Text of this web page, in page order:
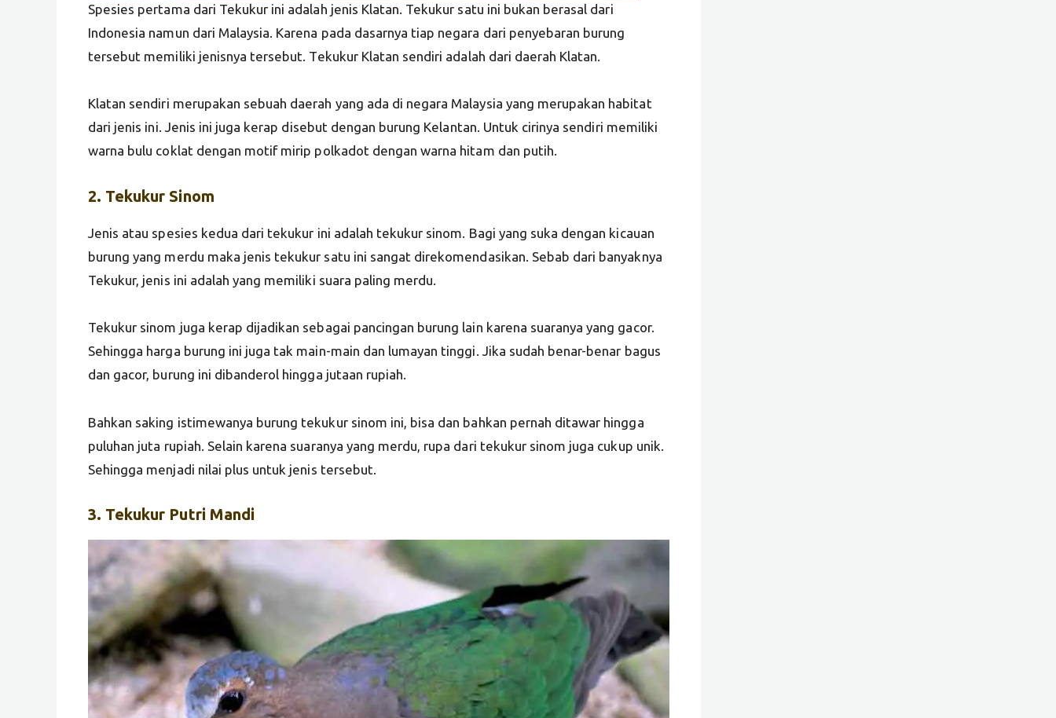
Spesies pertama dari Tekukur ini adalah jenis Klatan. Tekukur satu ini bukan berasal dari
Indonesia namun dari Malaysia. Karena pada dasarnya tiap negara dari penyebaran burung
tersebut memiliki jenisnya tersebut. Tekukur Klatan sendiri adalah dari daerah Klatan.
Klatan sendiri merupakan sebuah daerah yang ada di negara Malaysia yang merupakan habitat
dari jenis ini. Jenis ini juga kerap disebut dengan burung Kelantan. Untuk cirinya sendiri memiliki
warna bulu coklat dengan motif mirip polkadot dengan warna hitam dan putih.
2. TekukurSinom
Jenis atau spesies kedua dari tekukur ini adalah tekukur sinom. Bagi yang suka dengan kicauan
burung yang merdu maka jenis tekukur satu ini sangat direkomendasikan. Sebab dari banyaknya
Tekukur, jenis ini adalah yang memiliki suara paling merdu.
Tekukur sinom juga kerap dijadikan sebagai pancingan burung lain karena suaranya yang gacor.
Sehingga harga burung ini juga tak main-main dan lumayan tinggi. Jika sudah benar-benar bagus
dan gacor, burung ini dibanderol hingga jutaan rupiah.
Bahkan saking istimewanya burung tekukur sinom ini, bisa dan bahkan pernah ditawar hingga
puluhan juta rupiah. Selain karena suaranya yang merdu, rupa dari tekukur sinom juga cukup unik.
Sehingga menjadi nilai plus untuk jenis tersebut.
3. Tekukur Putri Mandi